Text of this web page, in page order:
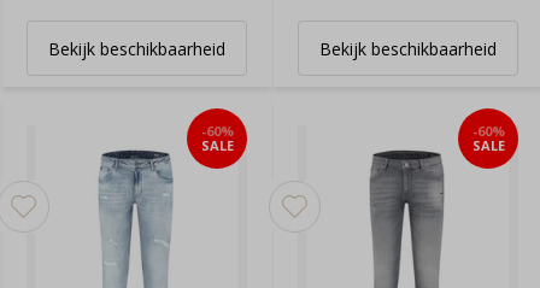
Bekijk beschikbaarheid Bekijk beschikbaarheid
-60%
SALE
-60%
SALE